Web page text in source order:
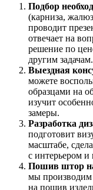
Подбор
(карниза,
проводит
отвечает на
решение по
другим задачам.
Выездная
можете
образцами на
изучит
замеры.
Разработка
подготовит
масштабе,
с интерьером и
Пошив штор
мы производим
на пошив